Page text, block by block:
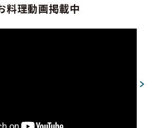
料理動画掲載中